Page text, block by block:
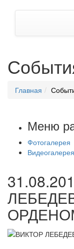
Главная
Меню
Фотогалерея
Видеогалерея